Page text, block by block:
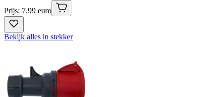
Prijs: 7.99 euro
Bekijk alles in stekker